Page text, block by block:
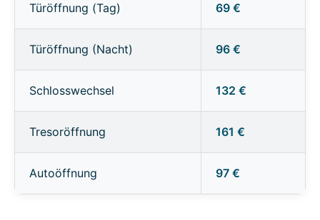
Türöffnung (Tag) 69 €
Türöffnung (Nacht) 96 €
Schlosswechsel 132 €
Tresoröffnung 161 €
Autoöffnung 97 €